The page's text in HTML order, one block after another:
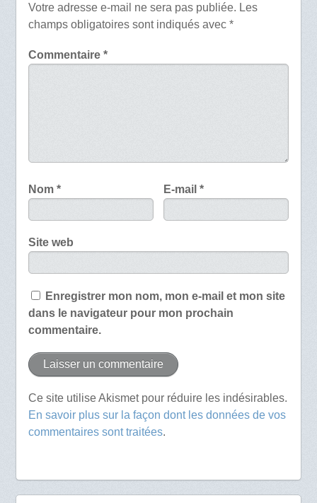
Votre adresse e-mail ne sera pas publiée. Les
champs obligatoires sont indiqués avec *
Commentaire *
Nom * E-mail*
Site web
Enregistrer mon nom, mon e-mail et mon site
dans le navigateur pour mon prochain
commentaire.
Ce site utilise Akismet pour réduire les indésirables.
En savoir plus sur la façon dont les données de vos
commentaires sont traitées.